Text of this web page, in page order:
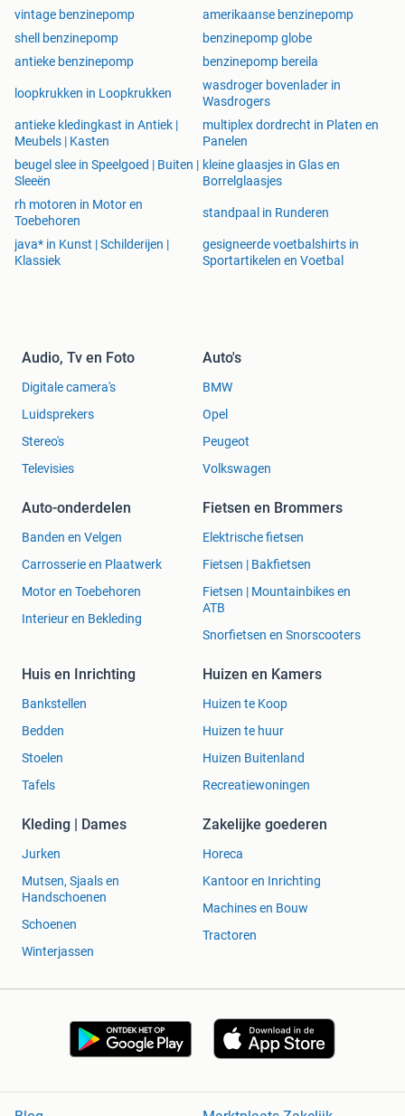
vintage benzinepomp
amerikaanse benzinepomp
shell benzinepomp
benzinepomp globe
antieke benzinepomp
benzinepomp bereila
loopkrukken in Loopkrukken
wasdroger bovenlader in
Wasdrogers
antieke kledingkast in Antiek |
Meubels | Kasten
multiplex dordrecht in Platen en
Panelen
beugel slee in Speelgoed | Buiten |
Sleeën
kleine glaasjes in Glas en
Borrelglaasjes
rh motoren in Motor en
Toebehoren
standpaal in Runderen
java* in Kunst | Schilderijen |
Klassiek
gesigneerde voetbalshirts in
Sportartikelen en Voetbal
Audio, Tv en Foto
Digitale camera's
Luidsprekers
Stereo's
Televisies
Auto's
BMW
Opel
Peugeot
Volkswagen
Auto-onderdelen
Banden en Velgen
Carrosserie en Plaatwerk
Motor en Toebehoren
Interieur en Bekleding
Fietsen en Brommers
Elektrische fietsen
Fietsen | Bakfietsen
Fietsen | Mountainbikes en
ATB
Snorfietsen en Snorscooters
Huis en Inrichting
Bankstellen
Bedden
Stoelen
Tafels
Huizen en Kamers
Huizen te Koop
Huizen te huur
Huizen Buitenland
Recreatiewoningen
Kleding | Dames
Jurken
Mutsen, Sjaals en
Handschoenen
Schoenen
Winterjassen
Zakelijke goederen
Horeca
Kantoor en Inrichting
Machines en Bouw
Tractoren